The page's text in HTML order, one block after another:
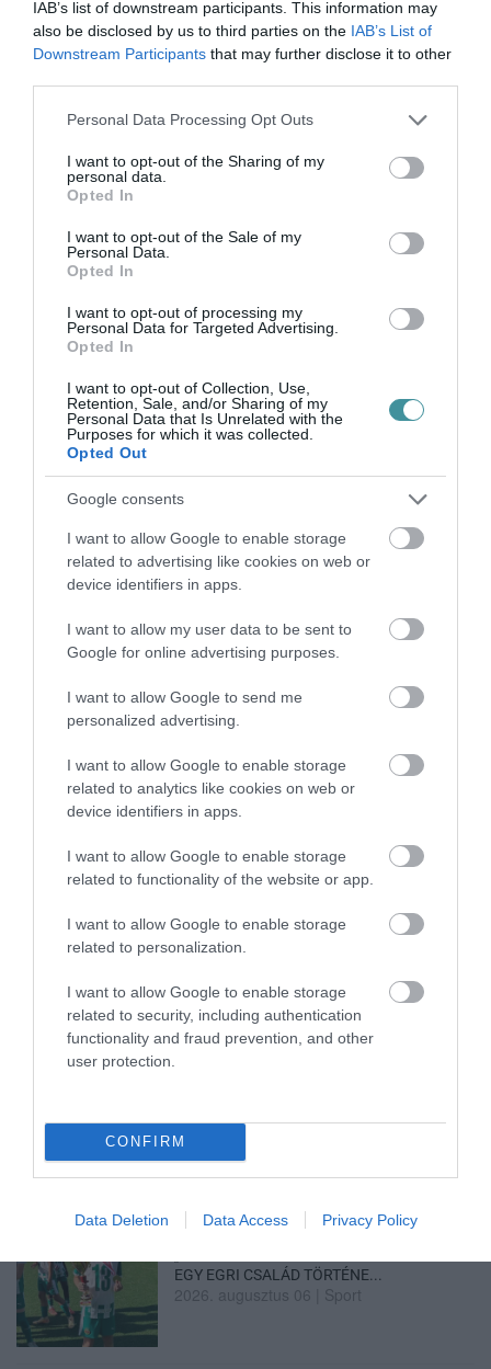
IAB’s list of downstream participants. This information may
also be disclosed by us to third parties on the IAB’s List of
Downstream Participants that may further disclose it to other
Please note that this website/app uses one or more Google
not limited to your visit or usage behaviour. You may click to
grant or deny consent to Google and its third-party tags to
use your data for below specified purposes in below Google
consent section.
Personal Data Processing Opt Outs
I want to opt-out of the Sharing of my
personal data.
Opted In
I want to opt-out of the Sale of my
Personal Data.
Opted In
I want to opt-out of processing my
Personal Data for Targeted Advertising.
Opted In
I want to opt-out of Collection, Use,
Retention, Sale, and/or Sharing of my
Personal Data that Is Unrelated with the
Purposes for which it was collected.
Opted Out
Google consents
I want to allow Google to enable storage
related to advertising like cookies on web or
device identifiers in apps.
I want to allow my user data to be sent to
Google for online advertising purposes.
I want to allow Google to send me
personalized advertising.
I want to allow Google to enable storage
related to analytics like cookies on web or
device identifiers in apps.
I want to allow Google to enable storage
related to functionality of the website or app.
I want to allow Google to enable storage
related to personalization.
I want to allow Google to enable storage
related to security, including authentication
functionality and fraud prevention, and other
user protection.
CONFIRM
Data Deletion Data Access Privacy Policy
TÍZ ÉVE NEM VOLT ILYEN ALACSONY AZ
INFLÁCIÓ MAGYARORSZÁGON
ÖS FŐÚTON EGERBEN
2026. augusztus 07 Eger ügye
HALMENTÉS SZARVASKŐNÉL: ŐSHONOS
ÉS VÉDETT HALAKAT MENTETT...
2026. augusztus 07|Környék ügye
ZÁPOROK, ZIVATAROK KIALAKULHATNAK
2026. augusztus 07
KÉT AUTÓ ÜTKÖZÖTT BOGÁCSON, A
MENTŐK IS A HELYSZÍNRE ÉRKE...
2026. augusztus 06|Riasztó
PHEV LUXURY – A KÍNAI PR...
2026. augusztus 06
EGY EGRI CSALÁD TÖRTÉNE...
2026. augusztus 06 Sport